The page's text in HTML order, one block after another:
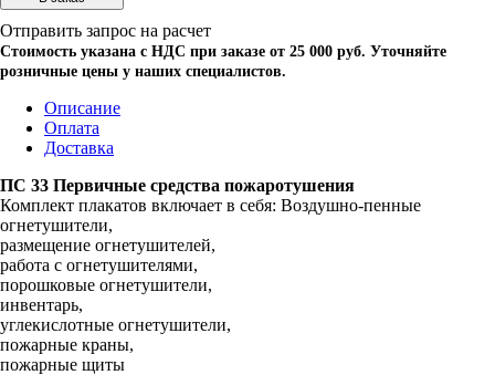
Отправить запрос на расчет
Стоимость указана с НДС при заказе от 25 000 руб. Уточняйте
розничные цены у наших специалистов.
Описание
Оплата
Доставка
ПС 33 Первичные средства пожаротушения
Комплект плакатов включает в себя: Воздушно-пенные
огнетушители,
размещение огнетушителей,
работа с огнетушителями,
порошковые огнетушители,
инвентарь,
углекислотные огнетушители,
пожарные краны,
пожарные щиты